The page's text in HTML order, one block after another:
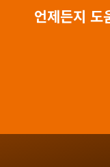
언제든지 도